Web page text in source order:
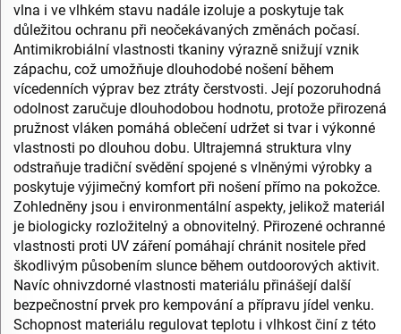
vlna i ve vlhkém stavu nadále izoluje a poskytuje tak
důležitou ochranu při neočekávaných změnách počasí.
Antimikrobiální vlastnosti tkaniny výrazně snižují vznik
zápachu, což umožňuje dlouhodobé nošení během
vícedenních výprav bez ztráty čerstvosti. Její pozoruhodná
odolnost zaručuje dlouhodobou hodnotu, protože přirozená
pružnost vláken pomáhá oblečení udržet si tvar i výkonné
vlastnosti po dlouhou dobu. Ultrajemná struktura vlny
odstraňuje tradiční svědění spojené s vlněnými výrobky a
poskytuje výjimečný komfort při nošení přímo na pokožce.
Zohledněny jsou i environmentální aspekty, jelikož materiál
je biologicky rozložitelný a obnovitelný. Přirozené ochranné
vlastnosti proti UV záření pomáhají chránit nositele před
škodlivým působením slunce během outdoorových aktivit.
Navíc ohnivzdorné vlastnosti materiálu přinášejí další
bezpečnostní prvek pro kempování a přípravu jídel venku.
Schopnost materiálu regulovat teplotu i vlhkost činí z této